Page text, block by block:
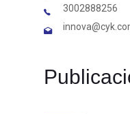
3002888256